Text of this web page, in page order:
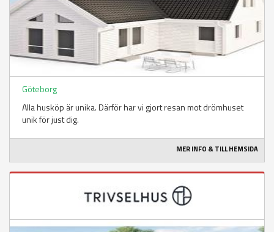
Göteborg
Alla husköp är unika. Därför har vi gjort resan mot drömhuset
unik för just dig.
MER INFO & TILL HEMSIDA